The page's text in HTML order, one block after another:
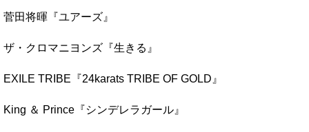
菅田将暉『ユアーズ』
ザ・クロマニヨンズ『生きる』
EXILE TRIBE『24karats TRIBE OF GOLD』
King ＆ Prince『シンデレラガール』